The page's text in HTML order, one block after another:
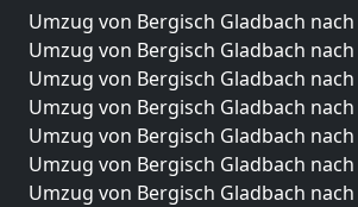
Umzug von Bergisch Gladbach
Umzug von Bergisch Gladbach
Umzug von Bergisch Gladbach
Umzug von Bergisch Gladbach
Umzug von Bergisch Gladbach
Umzug von Bergisch Gladbach
Umzug von Bergisch Gladbach